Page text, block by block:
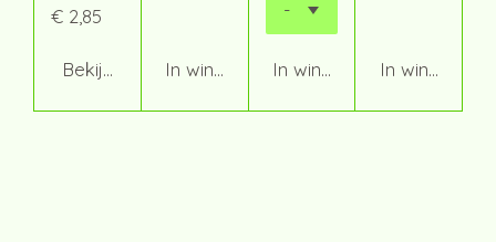
€ 2,85
Bekijk detailsIn winkelwagenIn winkelwagen
In